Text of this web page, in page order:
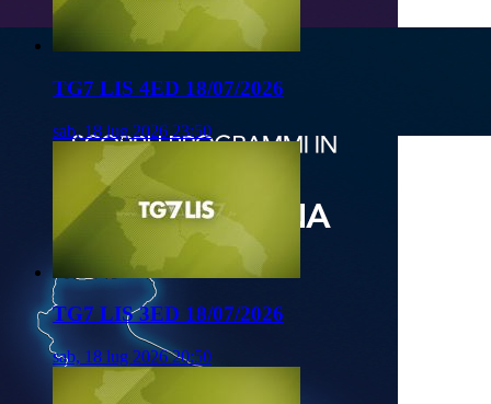
TG7 LIS 4ED 18/07/2026
sab, 18 lug 2026 23:50
TG7 LIS 3ED 18/07/2026
sab, 18 lug 2026 20:50